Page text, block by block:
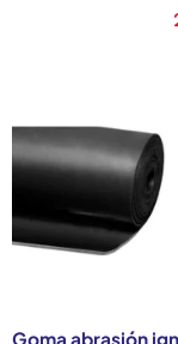
trabajo. Unas
fuego y la
que te serán de
industriales más
Dentro de las
alargamiento.
Goma abrasión